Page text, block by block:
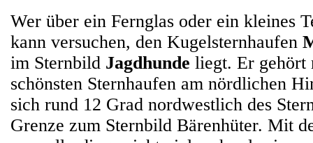
Wer über ein Fernglas oder ein kleines
kann versuchen, den Kugelsternhaufen
im Sternbild Jagdhunde liegt. Er gehört
schönsten Sternhaufen am nördlichen
sich rund 12 Grad nordwestlich des
Grenze zum Sternbild Bärenhüter. Mit